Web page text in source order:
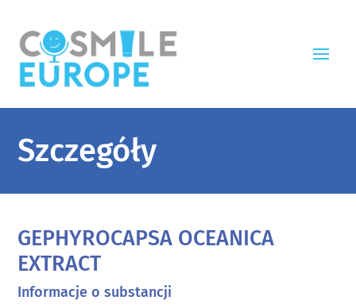
Szczegóły
GEPHYROCAPSA OCEANICA
EXTRACT
Informacje o substancji